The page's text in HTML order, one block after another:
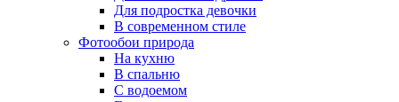
Для подростка девочки
В современном стиле
Фотообои природа
На кухню
В спальню
С водоемом